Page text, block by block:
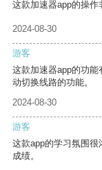
这款加速器app的操作
2024-08-30
游客
这款加速器app的功能
动切换线路的功能。
2024-08-30
游客
这款app的学习氛围
成绩。